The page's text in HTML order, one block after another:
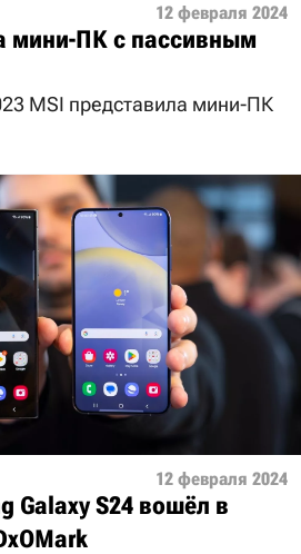
12 февраля 2024
мини-ПК с пассивным
MSI представила мини-ПК
12 февраля 2024
Galaxy S24 вошёл в